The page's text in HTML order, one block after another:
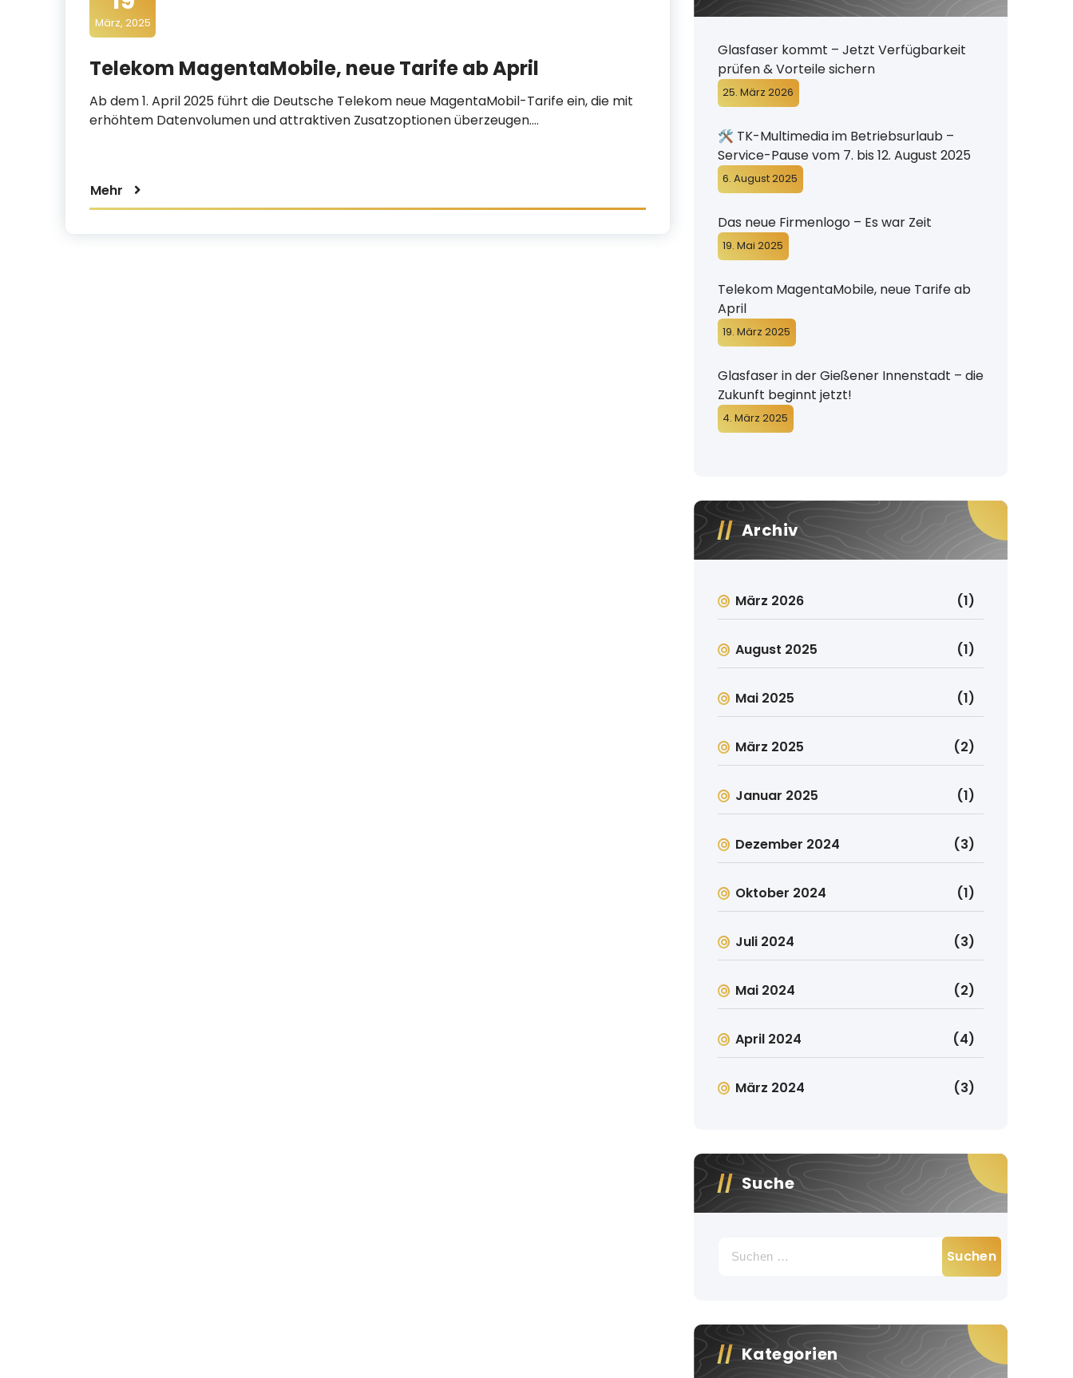
i
m
e
d
a
März, 2025
Telekom MagentaMobile, neue Tarife ab April
Ab dem 1. April 2025 führt die Deutsche Telekom neue MagentaMobil-Tarife ein, die mit
erhöhtem Datenvolumen und attraktiven Zusatzoptionen überzeugen.…
Mehr
Glasfaser kommt – Jetzt Verfügbarkeit
prüfen & Vorteile sichern
25. März 2026
🛠️ TK-Multimedia im Betriebsurlaub –
Service-Pause vom 7. bis 12. August 2025
6. August 2025
Das neue Firmenlogo – Es war Zeit
19. Mai 2025
Telekom MagentaMobile, neue Tarife ab
April
19. März 2025
Glasfaser in der Gießener Innenstadt – die
Zukunft beginnt jetzt!
4. März 2025
Archiv
März 2026 (1)
August 2025 (1)
Mai 2025 (1)
März 2025 (2)
Januar 2025 (1)
Dezember 2024 (3)
Oktober 2024 (1)
Juli 2024 (3)
Mai 2024 (2)
April 2024 (4)
März 2024 (3)
Suche
nach:
Kategorien